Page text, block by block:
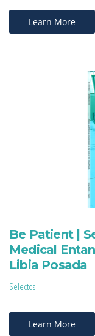
Learn More
Be Patient |
Medical
Libia Posada
Selectos
Learn More